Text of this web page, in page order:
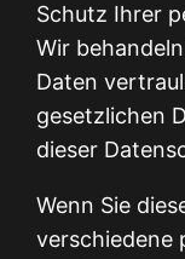
Schutz Ihrer
Wir
Daten
gesetzlichen
dieser
Wenn Sie
verschiedene